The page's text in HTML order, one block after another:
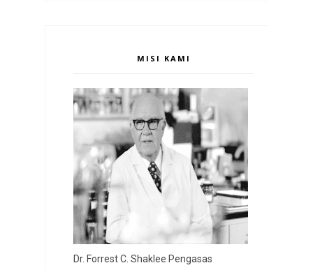
MISI KAMI
Dr. Forrest C. Shaklee Pengasas